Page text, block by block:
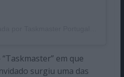
em que
surgiu uma das